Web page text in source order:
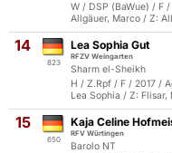
W / DSP (BaWue) / F
Allgäuer, Marco / Z:
14
823
Lea Sophia Gut
RFZV Weingarten
Sharm el-Sheikh
H / Z.Rpf / F / 2017 /
Lea Sophia / Z: Flisar,
15
650
Kaja Celine
RFV Würtingen
Barolo NT